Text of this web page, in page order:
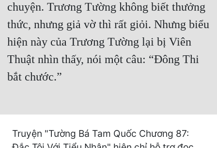
Làm Giàu
Mạt Thế
Ngược
chuyện. Trương Tường không biết thưởng
thức, nhưng giả vờ thì rất giỏi. Nhưng biểu
hiện này của Trương Tường lại bị Viên
Thuật nhìn thấy, nói một câu: “Đông Thi
bắt chước.”
Truyện "Tường Bá Tam Quốc Chương 87: